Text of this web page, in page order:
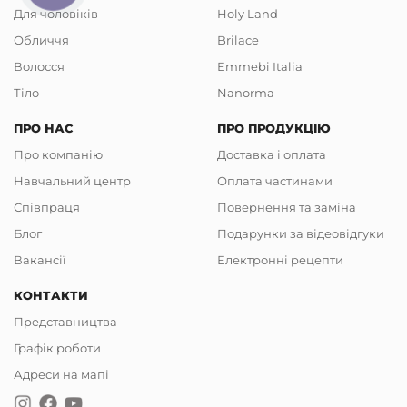
приносити користь і лише задоволення від їх
застосування.
Чому варто обрати професійний догляд від
італійського бренду:
сировини;
- у виробництві застосовуються екологічні й
інноваційні технології;
- у склад засобів входить максимальна кількість
корисних речовин, які позитивно впливають на стан
Основні види та особливості
Цей бренд спеціалізується саме на виготовленні
продукції, котра допомагає доглядати за волоссям. В
асортименті можна знайти чимало цікавих та
корисних позицій, серед яких можна відзначити:
Для чоловіків
Обличчя
Волосся
Тіло
Holy Land
Brilace
Emmebi Italia
Nanorma
ПРО НАС
Про компанію
Навчальний центр
Співпраця
Блог
Вакансії
ПРО ПРОДУКЦІЮ
Доставка і оплата
Оплата частинами
Повернення та заміна
Подарунки за відеовідгуки
Електронні рецепти
КОНТАКТИ
Представництва
Графік роботи
Адреси на мапі